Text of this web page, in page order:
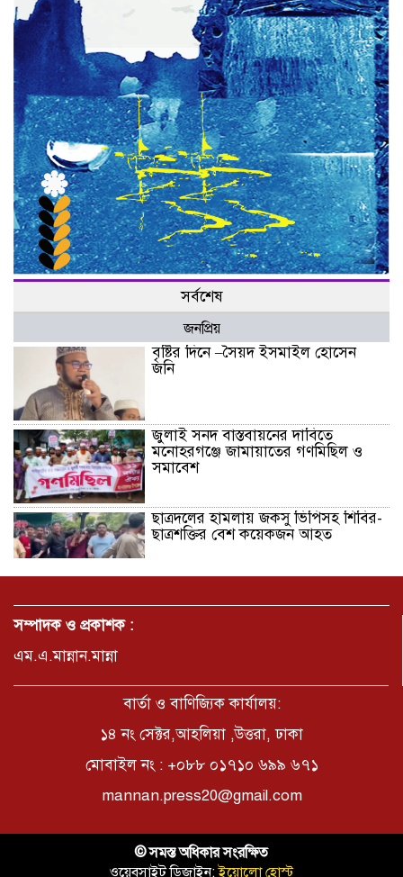
সর্বশেষ
জনপ্রিয়
বৃষ্টির দিনে –সৈয়দ ইসমাইল হোসেন
জনি
জুলাই সনদ বাস্তবায়নের দাবিতে
মনোহরগঞ্জে জামায়াতের গণমিছিল ও
সমাবেশ
ছাত্রদলের হামলায় জকসু ভিপিসহ শিবির-
ছাত্রশক্তির বেশ কয়েকজন আহত
মির্জাপুর পূর্ব ৮নং ওয়ার্ড বিএনপির
ভ্রমণ কাহিনী: পদ্মা পারে আনন্দ ভ্রমণ –
আব্দুস সাত্তার সুমন
সময় –মুক্তা পারভীন
কক্সবাজার ইনানী বিচে ‘কুমিল্লা কবি
পরিষদ’-এর আনন্দ ভ্রমণ ও সম্মাননা
সম্পাদক ও প্রকাশক :
এম.এ.মান্নান.মান্না
বার্তা ও বাণিজ্যিক কার্যালয়:
১৪ নং সেক্টর,আহলিয়া ,উত্তরা, ঢাকা
মোবাইল নং : +০৮৮ ০১৭১০ ৬৯৯ ৬৭১
mannan.press20@gmail.com
© সমস্ত অধিকার সংরক্ষিত
ওয়েবসাইট ডিজাইন:ইয়োলো হোস্ট